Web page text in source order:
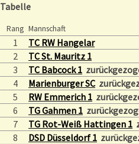
Tabelle
Rang Mannschaft
1
TC RW Hangelar
2
TC St. Mauritz 1
3
TC Babcock 1
4
Marienburger SC
5
RW Emmerich 1
6
TG Gahmen 1
7
TG Rot-Weiß Hattingen 1
8
DSD Düsseldorf 1